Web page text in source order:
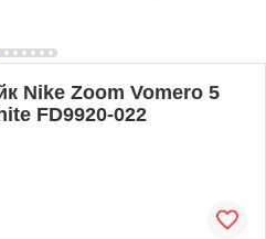
Nike Zoom Vomero 5
FD9920-022